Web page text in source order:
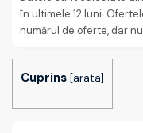
în ultimele 12 luni.
numărul de oferte, dar
Cuprins [arata]